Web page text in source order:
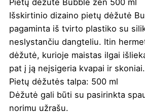
Pietų dėžutė Bubble zen 500 ml
Išskirtinio dizaino pietų dėžutė
pagaminta iš tvirto plastiko su
neslystančiu dangteliu. Itin
dėžutė, kurioje maistas ilgai
pat į ją neįsigeria kvapai ir skoniai.
Pietų dėžutės talpa: 500 ml
Dėžutė gali būti su pasirinkta
norimu užrašu.